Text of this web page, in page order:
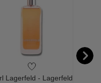
Lagerfeld - Lagerfeld